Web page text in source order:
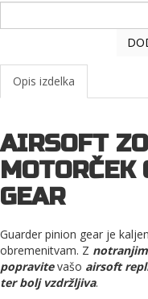
Opis izdelka
AIRSOFT
GEAR
Guarder pinion gear je kaljen
obremenitvam.​ Z
popravitevašo airsoft
ter bolj vzdržljiva.